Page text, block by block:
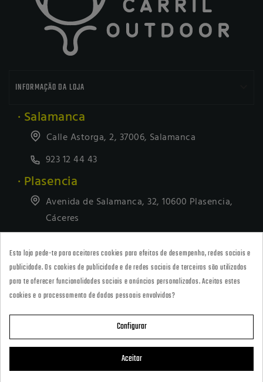
INFORMAÇÃO DA LOJA
· Salamanca
Calle Astorga, 2, 37006, Salamanca
923 12 44 43
· Plasencia
Avenida de Salamanca, 32, 10600 Plasencia,
Cáceres
· Tienda Online
marketing@armeriacarril.com
CATEGORÍAS 
Esta loja pede-te para aceitares cookies para efeitos de desempenho, redes sociais e
publicidade. Os cookies de publicidade e de redes sociais de terceiros são utilizados
para te oferecer funcionalidades sociais e anúncios personalizados. Aceitas estes
cookies e o processamento de dados pessoais envolvidos?
Configurar
Aceitar